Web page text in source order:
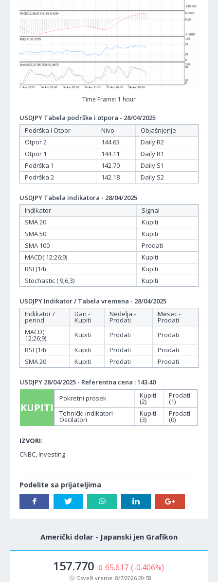
Time Frame: 1 hour
USDJPY Tabela podrške i otpora - 28/04/2025
Podrška i Otpor
Nivo
Objašnjenje
Otpor 2
144.63
Daily R2
Otpor 1
144.11
Daily R1
Podrška 1
142.70
Daily S1
Podrška 2
142.18 Daily S2
USDJPY Tabela indikatora - 28/04/2025
Indikator
Signal
SMA 20
Kupiti
SMA 50
Kupiti
SMA 100
Prodati
MACD( 12;26;9)
Kupiti
RSI (14)
Kupiti
Stochastic ( 9;6;3)
Kupiti
USDJPY Indikator / Tabela vremena - 28/04/2025
Indikator /
period
Dan -
Kupiti
Nedelja -
Prodati
Mesec -
Prodati
MACD(
12;26;9) Kupiti Prodati
Prodati
RSI (14)
Kupiti Prodati
Prodati
SMA 20
Kupiti Prodati Prodati
USDJPY 28/04/2025 - Referentna cena : 143.40
KUPITI
Pokretni prosek Kupiti
(2)
Prodati
(1)
Tehnički indikatori -
Oscilatori
Kupiti
(3)
Prodati
(0)
IZVORI:
CNBC, Investing
Podelite sa prijateljima
Američki dolar - Japanski jen Grafikon
157.770 65.617 (-0.406%)
Osveži vreme: 8/7/2026 20:58